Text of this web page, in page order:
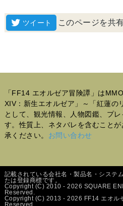
このページを共
「FF14 エオルゼア冒険譚」は
XIV：新生エオルゼア」～「紅蓮の
として、観光情報、人物図鑑、プ
す。性質上、ネタバレを含むこと
承ください。 お問い合わせ
記載されている会社名・製品名・システ
たは登録商標です。
Copyright (C) 2010 - 2026 SQUARE
Reserved.
Copyright (C) 2013 - 2026 FF14 エオル
Reserved.